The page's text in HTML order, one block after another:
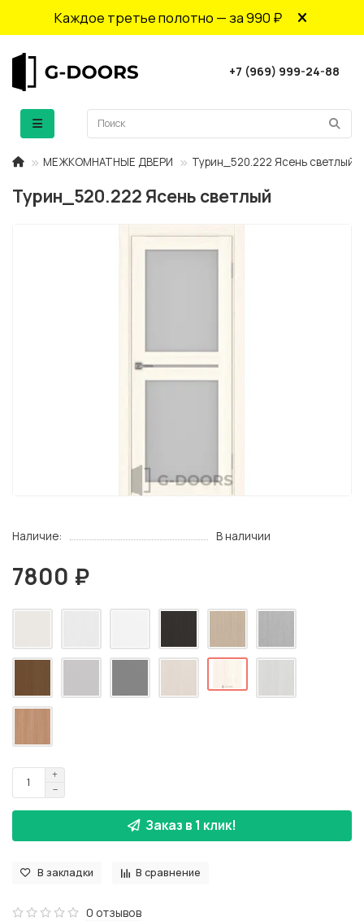
Каждое третье полотно — за 990 ₽
+7 (969) 999-24-88
МЕЖКОМНАТНЫЕ ДВЕРИ Турин_520.222 Ясень светлый
Турин_520.222 Ясень светлый
Наличие: В наличии
7800 ₽
Заказ в 1 клик!
В закладки В сравнение
0 отзывов